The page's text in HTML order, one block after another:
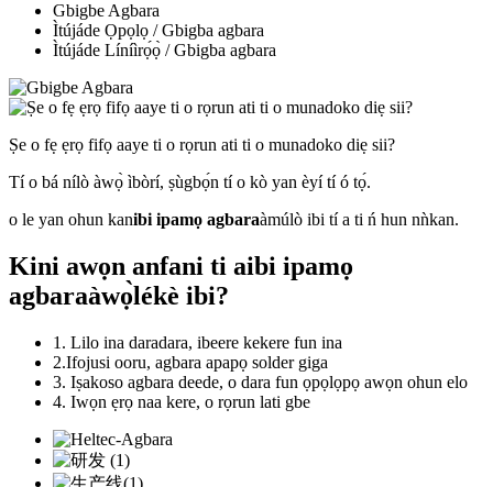
Gbigbe Agbara
Ìtújáde Ọpọlọ / Gbigba agbara
Ìtújáde Líníìrọ́ọ̀ / Gbigba agbara
Ṣe o fẹ ẹrọ fifọ aaye ti o rọrun ati ti o munadoko diẹ sii?
Tí o bá nílò àwọ̀ ìbòrí, ṣùgbọ́n tí o kò yan èyí tí ó tọ́.
o le yan ohun kanibi ipamọ agbaraàmúlò ibi tí a ti ń hun nǹkan.
Kini awọn anfani ti aibi ipamọ
agbaraàwọ̀lékè ibi?
1. Lilo ina daradara, ibeere kekere fun ina
2.Ifojusi ooru, agbara apapọ solder giga
3. Iṣakoso agbara deede, o dara fun ọpọlọpọ awọn ohun elo
4. Iwọn ẹrọ naa kere, o rọrun lati gbe